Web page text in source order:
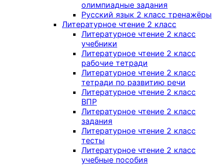
олимпиадные задания
Русский язык 2 класс тренажёры
Литературное чтение 2 класс
Литературное чтение 2 класс
учебники
Литературное чтение 2 класс
рабочие тетради
Литературное чтение 2 класс
тетради по развитию речи
Литературное чтение 2 класс
ВПР
Литературное чтение 2 класс
задания
Литературное чтение 2 класс
тесты
Литературное чтение 2 класс
учебные пособия